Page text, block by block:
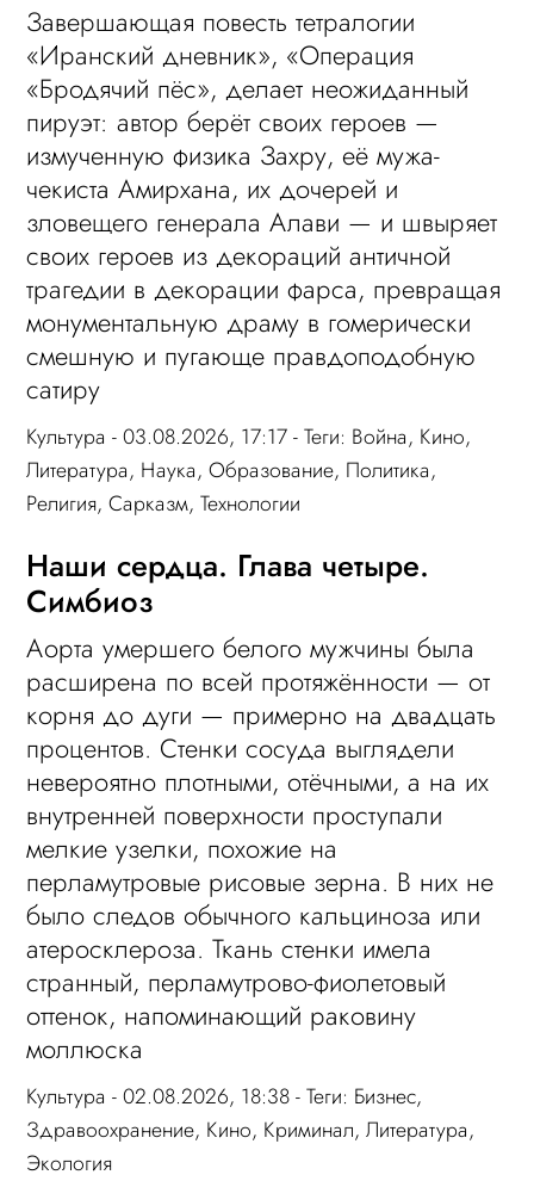
Завершающая повесть тетралогии
«Иранский дневник», «Операция
«Бродячий пёс», делает неожиданный
пируэт: автор берёт своих героев —
измученную физика Захру, её мужа-
чекиста Амирхана, их дочерей и
зловещего генерала Алави — и швыряет
своих героев из декораций античной
трагедии в декорации фарса, превращая
монументальную драму в гомерически
смешную и пугающе правдоподобную
сатиру
Культура - 03.08.2026, 17:17 - Теги: Война, Кино,
Литература, Наука,Образование, Политика,
Религия,Сарказм,Технологии
Наши сердца. Глава четыре.
Симбиоз
Аорта умершего белого мужчины была
расширена по всей протяжённости — от
корня до дуги — примерно на двадцать
процентов. Стенки сосуда выглядели
невероятно плотными, отёчными, а на их
внутренней поверхности проступали
мелкие узелки, похожие на
перламутровые рисовые зерна. В них не
было следов обычного кальциноза или
атеросклероза. Ткань стенки имела
странный, перламутрово-фиолетовый
оттенок, напоминающий раковину
моллюска
Культура - 02.08.2026, 18:38 - Теги: Бизнес,
Здравоохранение, Кино, Криминал,Литература,
Экология